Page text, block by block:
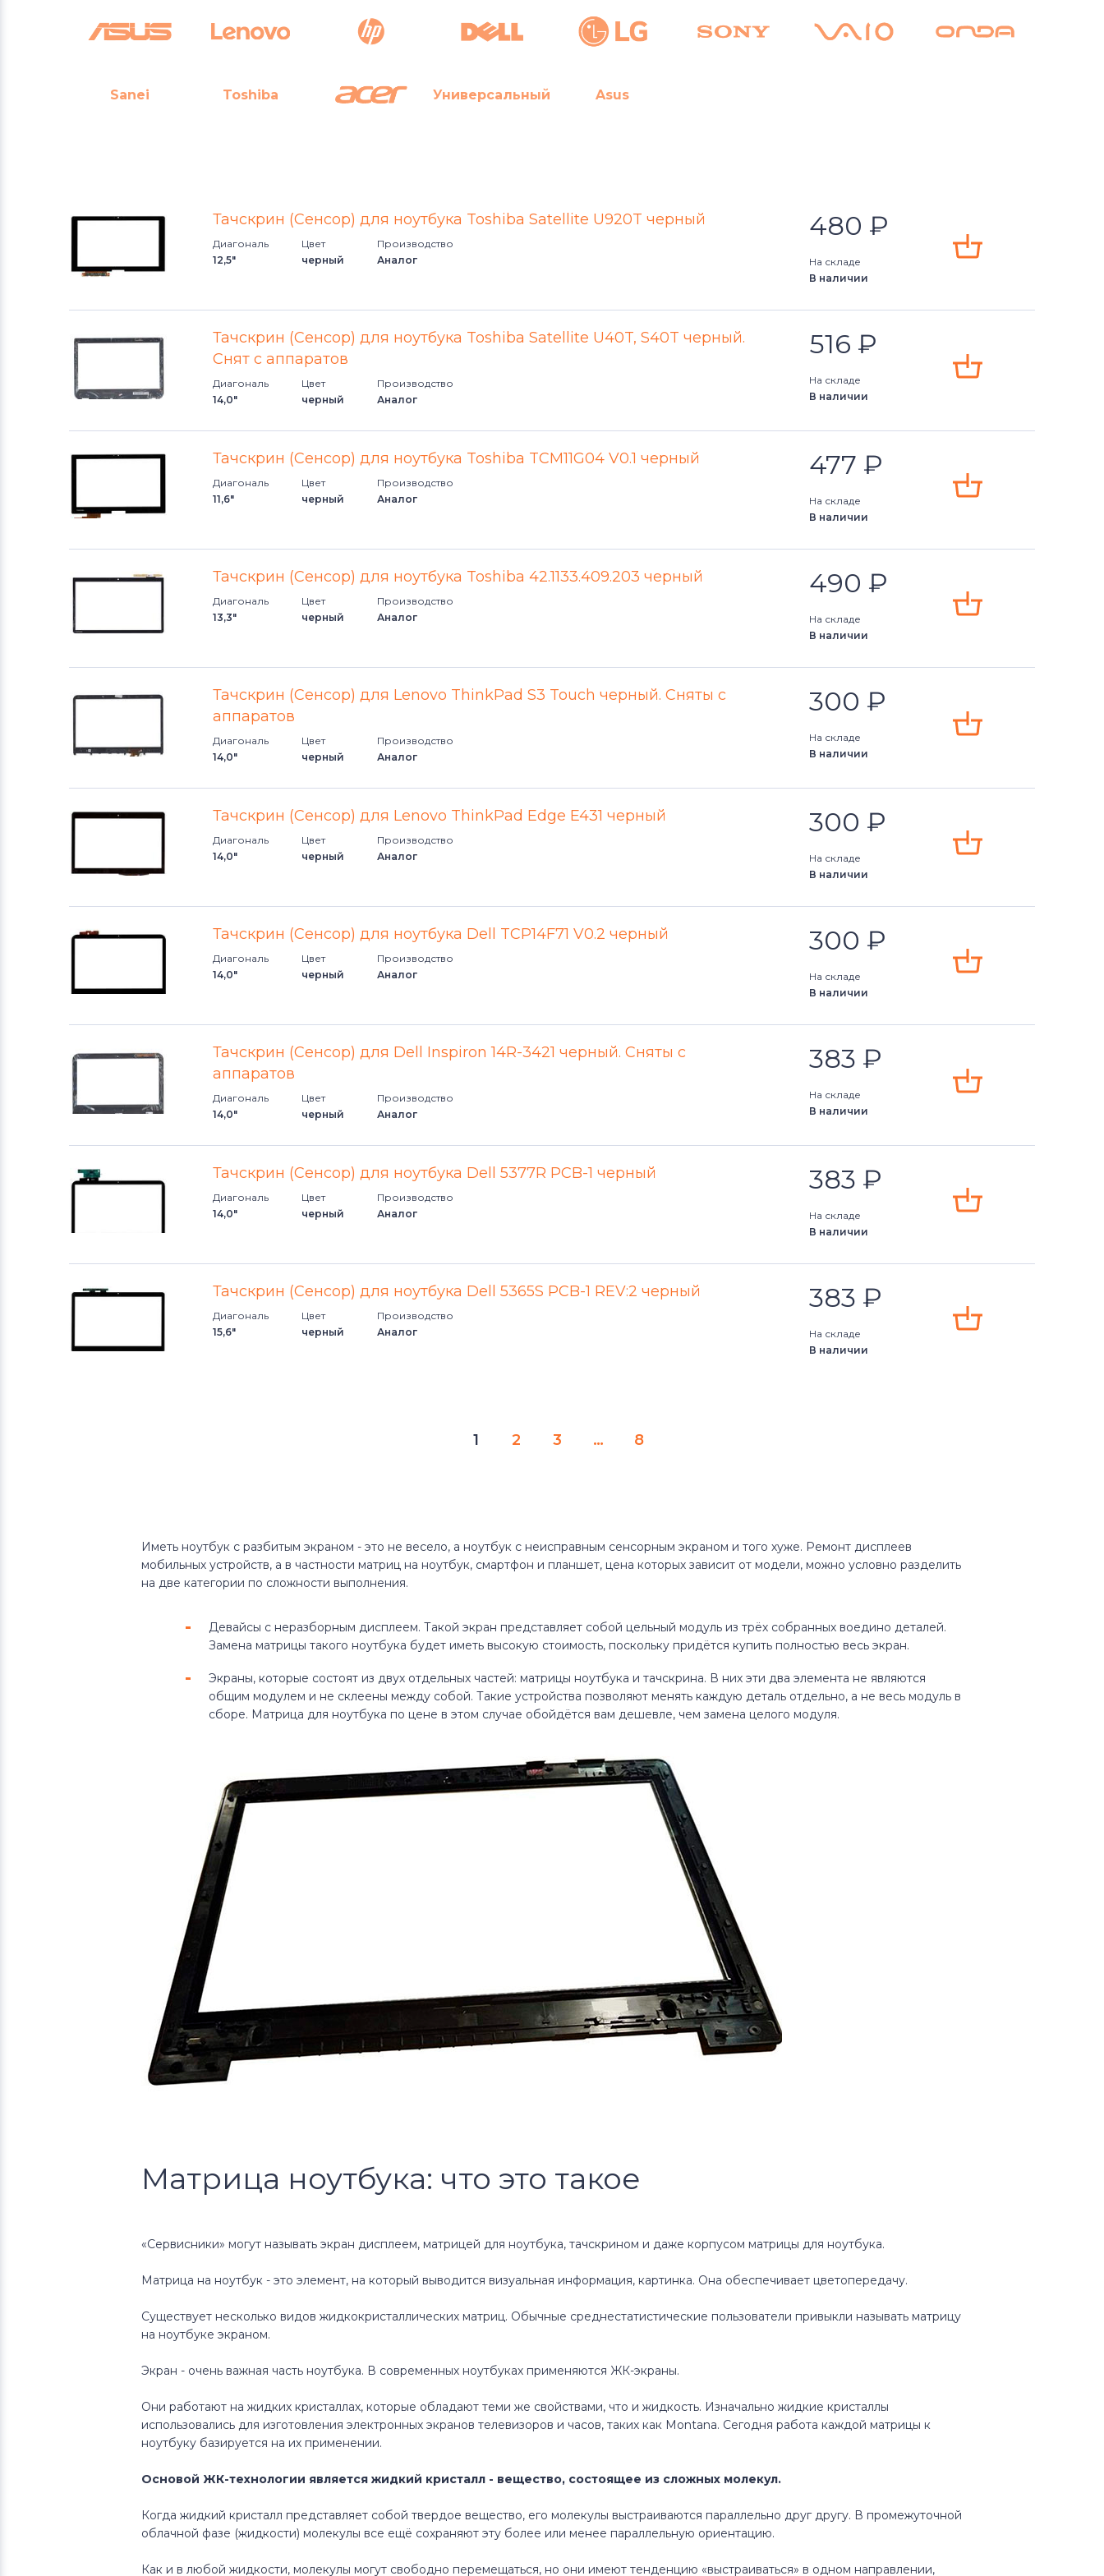
Sanei Toshiba Универсальный Asus
Тачскрин (Сенсор) для ноутбука Toshiba Satellite U920T черный
Диагональ
12,5"
Цвет
черный
Производство
Аналог
480 ₽
На складе
В наличии
Тачскрин (Сенсор) для ноутбука Toshiba Satellite U40T, S40T черный.
Снят с аппаратов
Диагональ
14,0"
Цвет
черный
Производство
Аналог
516 ₽
На складе
В наличии
Тачскрин (Сенсор) для ноутбука Toshiba TCM11G04 V0.1 черный
Диагональ
11,6"
Цвет
черный
Производство
Аналог
477 ₽
На складе
В наличии
Тачскрин (Сенсор) для ноутбука Toshiba 42.1133.409.203 черный
Диагональ
13,3"
Цвет
черный
Производство
Аналог
490 ₽
На складе
В наличии
Тачскрин (Сенсор) для Lenovo ThinkPad S3 Touch черный. Сняты с
аппаратов
Диагональ
14,0"
Цвет
черный
Производство
Аналог
300 ₽
На складе
В наличии
Тачскрин (Сенсор) для Lenovo ThinkPad Edge E431 черный
Диагональ
14,0"
Цвет
черный
Производство
Аналог
300 ₽
На складе
В наличии
Тачскрин (Сенсор) для ноутбука Dell TCP14F71 V0.2 черный
Диагональ
14,0"
Цвет
черный
Производство
Аналог
300 ₽
На складе
В наличии
Тачскрин (Сенсор) для Dell Inspiron 14R-3421 черный. Сняты с
аппаратов
Диагональ
14,0"
Цвет
черный
Производство
Аналог
383 ₽
На складе
В наличии
Тачскрин (Сенсор) для ноутбука Dell 5377R PCB-1 черный
Диагональ
14,0"
Цвет
черный
Производство
Аналог
383 ₽
На складе
В наличии
Тачскрин (Сенсор) для ноутбука Dell 5365S PCB-1 REV:2 черный
Диагональ
15,6"
Цвет
черный
Производство
Аналог
383 ₽
На складе
В наличии
1 2 3 … 8
Иметь ноутбук с разбитым экраном - это не весело, а ноутбук с неисправным сенсорным экраном и того хуже. Ремонт дисплеев
мобильных устройств, а в частности матриц на ноутбук, смартфон и планшет, цена которых зависит от модели, можно условно разделить
на две категории по сложности выполнения.
Девайсы с неразборным дисплеем. Такой экран представляет собой цельный модуль из трёх собранных воедино деталей.
Замена матрицы такого ноутбука будет иметь высокую стоимость, поскольку придётся купить полностью весь экран.
Экраны, которые состоят из двух отдельных частей: матрицы ноутбука и тачскрина. В них эти два элемента не являются
общим модулем и не склеены между собой. Такие устройства позволяют менять каждую деталь отдельно, а не весь модуль в
сборе. Матрица для ноутбука по цене в этом случае обойдётся вам дешевле, чем замена целого модуля.
Матрица ноутбука: что это такое
«Сервисники» могут называть экран дисплеем, матрицей для ноутбука, тачскрином и даже корпусом матрицы для ноутбука.
Матрица на ноутбук - это элемент, на который выводится визуальная информация, картинка. Она обеспечивает цветопередачу.
Существует несколько видов жидкокристаллических матриц. Обычные среднестатистические пользователи привыкли называть матрицу
на ноутбуке экраном.
Экран - очень важная часть ноутбука. В современных ноутбуках применяются ЖК-экраны.
Они работают на жидких кристаллах, которые обладают теми же свойствами, что и жидкость. Изначально жидкие кристаллы
использовались для изготовления электронных экранов телевизоров и часов, таких как Montana. Сегодня работа каждой матрицы к
ноутбуку базируется на их применении.
Основой ЖК-технологии является жидкий кристалл - вещество, состоящее из сложных молекул.
Когда жидкий кристалл представляет собой твердое вещество, его молекулы выстраиваются параллельно друг другу. В промежуточной
облачной фазе (жидкости) молекулы все ещё сохраняют эту более или менее параллельную ориентацию.
Как и в любой жидкости, молекулы могут свободно перемещаться, но они имеют тенденцию «выстраиваться» в одном направлении,